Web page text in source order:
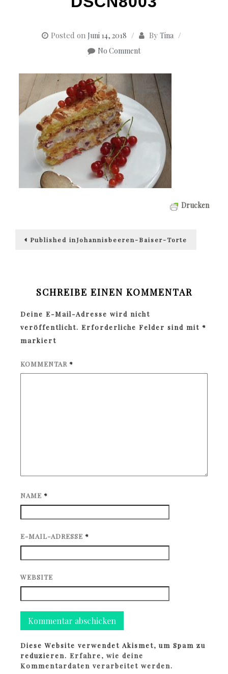
Posted on Juni 14, 2018 By Tina
No Comment
Drucken
Beitragsnavigation
Published inJohannisbeeren-Baiser-Torte
SCHREIBE EINEN KOMMENTAR
Deine E-Mail-Adresse wird nicht
veröffentlicht. Erforderliche Felder sind mit *
markiert
KOMMENTAR *
NAME *
E-MAIL-ADRESSE *
WEBSITE
Diese Website verwendet Akismet, um Spam zu
reduzieren.Erfahre, wie deine
Kommentardaten verarbeitet werden.